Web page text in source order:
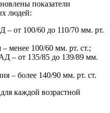
показатели
людей:
от 100/60 до 110/70 мм. рт.
менее 100/60 мм. рт. ст.;
– от 135/85 до 139/89 мм.
– более 140/90 мм. рт. ст.
каждой возрастной